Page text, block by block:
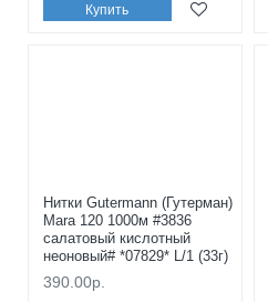
Купить
Нитки Gutermann (Гутерман)
Mara 120 1000м #3836
салатовый кислотный
неоновый# *07829* L/1 (33г)
390.00р.